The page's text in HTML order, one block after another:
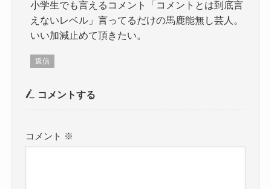
小学生でも言えるコメント「コメントとは到底言
えないレベル」言ってるだけの馬鹿能無し芸人。
いい加減止めて頂きたい。
返信
コメントする
コメント ※